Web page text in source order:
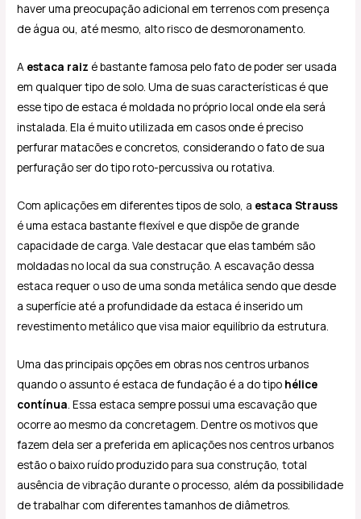
haver uma preocupação adicional em terrenos com presença
de água ou, até mesmo, alto risco de desmoronamento.
A estaca raiz é bastante famosa pelo fato de poder ser usada
em qualquer tipo de solo. Uma de suas características é que
esse tipo de estaca é moldada no próprio local onde ela será
instalada. Ela é muito utilizada em casos onde é preciso
perfurar matacões e concretos, considerando o fato de sua
perfuração ser do tipo roto-percussiva ou rotativa.
Com aplicações em diferentes tipos de solo, a estaca Strauss
é uma estaca bastante flexível e que dispõe de grande
capacidade de carga. Vale destacar que elas também são
moldadas no local da sua construção. A escavação dessa
estaca requer o uso de uma sonda metálica sendo que desde
a superfície até a profundidade da estaca é inserido um
revestimento metálico que visa maior equilíbrio da estrutura.
Uma das principais opções em obras nos centros urbanos
quando o assunto é estaca de fundação é a do tipo hélice
contínua. Essa estaca sempre possui uma escavação que
ocorre ao mesmo da concretagem. Dentre os motivos que
fazem dela ser a preferida em aplicações nos centros urbanos
estão o baixo ruído produzido para sua construção, total
ausência de vibração durante o processo, além da possibilidade
de trabalhar com diferentes tamanhos de diâmetros.